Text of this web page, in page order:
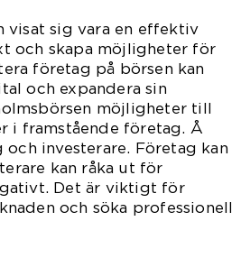
visat sig vara en effektiv
och skapa möjligheter för
företag på börsen kan
och expandera sin
möjligheter till
i framstående företag. Å
investerare. Företag kan
kan råka ut för
Det är viktigt för
och söka professionell